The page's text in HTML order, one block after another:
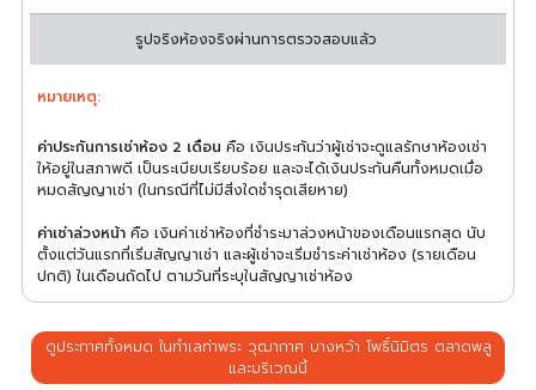
รูปจริงห้องจริงผ่านการตรวจสอบแล้ว
หมายเหตุ:
ค่าประกันการเช่าห้อง 2 เดือน คือ เงินประกันว่าผู้เช่าจะดูแลรักษาห้องเช่า
ให้อยู่ในสภาพดี เป็นระเบียบเรียบร้อย และจะได้เงินประกันคืนทั้งหมดเมื่อ
หมดสัญญาเช่า (ในกรณีที่ไม่มีสิ่งใดชำรุดเสียหาย)
ค่าเช่าล่วงหน้า คือ เงินค่าเช่าห้องที่ชำระมาล่วงหน้าของเดือนแรกสุด นับ
ตั้งแต่วันแรกที่เริ่มสัญญาเช่า และผู้เช่าจะเริ่มชำระค่าเช่าห้อง (รายเดือน
ปกติ) ในเดือนถัดไป ตามวันที่ระบุในสัญญาเช่าห้อง
ดูประกาศทั้งหมด ในทำเลท่าพระ วุฒากาศ บางหว้า โพธิ์นิมิตร ตลาดพลู
และบริเวณนี้